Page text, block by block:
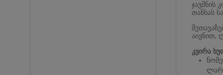
ჯავშნის
თანხას
აივნით,
კვირა